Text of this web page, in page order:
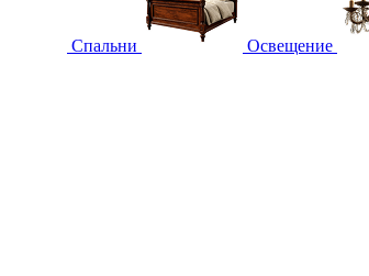
Спальни Освещение